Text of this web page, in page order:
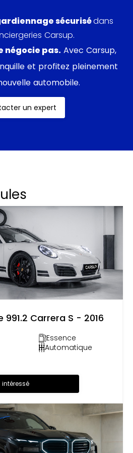
sécurisédans
Carsup.
négocie pas.Avec Carsup,
et profitez pleinement
automobile.
un expert
991.2 Carrera S - 2016
Essence
Automatique